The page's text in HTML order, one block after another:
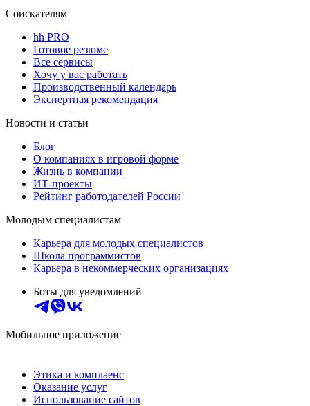
Соискателям
hh PRO
Готовое резюме
Все сервисы
Хочу у вас работать
Производственный календарь
Экспертная рекомендация
Новости и статьи
Блог
О компаниях в игровой форме
Жизнь в компании
ИТ-проекты
Рейтинг работодателей России
Молодым специалистам
Карьера для молодых специалистов
Школа программистов
Карьера в некоммерческих организациях
Боты для уведомлений
Мобильное приложение
Этика и комплаенс
Оказание услуг
Использование сайтов